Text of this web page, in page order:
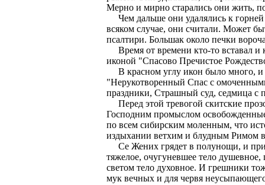
Мерно и мирно старались они жить,
Чем дальше они удалялись к
всяком случае, они считали. Может
псалтири. Большак около печки
Время от времени кто-то вставал и
иконой "Спасово Пречистое
В красном углу икон было много, и
"Нерукотворенный Спас с
праздники, Страшный суд, седмица с
Перед этой тревогой скитские
Господним промыслом
по всем сибирским моленным, что
издыхании ветхим и блудным Римом в
Се Жених грядет в полунощи, и при
тяжелое, очугуневшее тело
светом тело духовное. И грешники
мук вечных и для червя